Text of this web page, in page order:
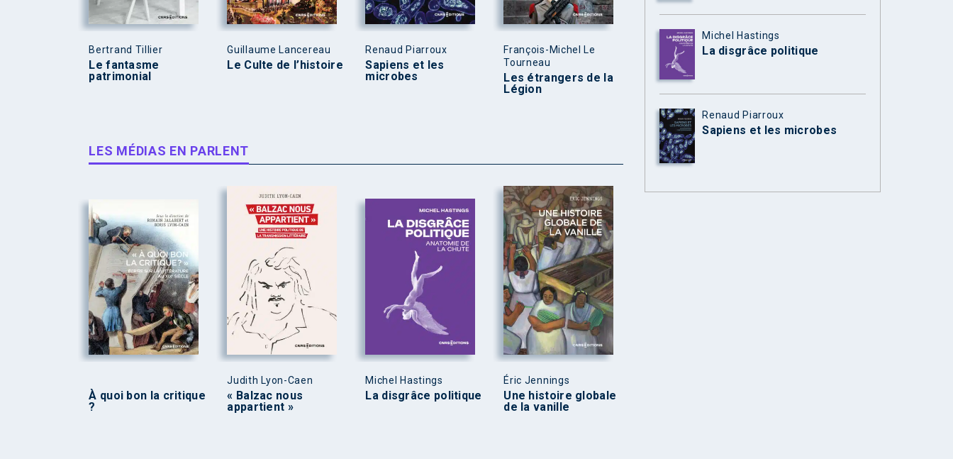
Bertrand Tillier
Le fantasme
patrimonial
Guillaume Lancereau
Le Culte de l’histoire
Renaud Piarroux
Sapiens et les
microbes
François-Michel Le
Tourneau
Les étrangers de la
Légion
LES MÉDIAS EN PARLENT
À quoi bon la critique
?
Judith Lyon-Caen
« Balzac nous
appartient »
Michel Hastings
La disgrâce politique
Éric Jennings
Une histoire globale
de la vanille
Michel Hastings
La disgrâce politique
Renaud Piarroux
Sapiens et les microbes